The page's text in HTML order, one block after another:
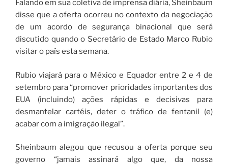
Falando em sua coletiva de imprensa diária, Sheinbaum
disse que a oferta ocorreu no contexto da negociação
de um acordo de segurança binacional que será
discutido quando o Secretário de Estado Marco Rubio
visitar o país esta semana.
Rubio viajará para o México e Equador entre 2 e 4 de
setembro para “promover prioridades importantes dos
EUA (incluindo) ações rápidas e decisivas para
desmantelar cartéis, deter o tráfico de fentanil (e)
acabar com a imigração ilegal”.
Sheinbaum alegou que recusou a oferta porque seu
governo “jamais assinará algo que, da nossa